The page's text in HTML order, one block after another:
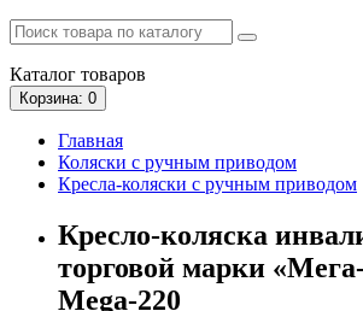
Каталог товаров
Корзина: 0
Главная
Коляски с ручным приводом
Кресла-коляски с ручным приводом
Кресло-коляска
торговой марки
Mega-220